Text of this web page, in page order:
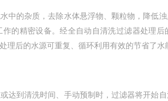
中的杂质，去除水体悬浮物、颗粒物，降低
的精密设备。经全自动自清洗过滤器处理
后的水源可重复、循环利用有效的节省了水
达到清洗时间、手动预制时，过滤器将开始